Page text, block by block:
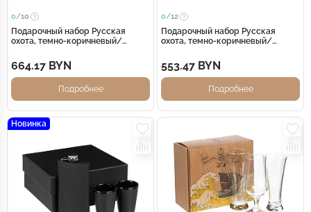
0/10
Подарочный набор Русская
охота, темно-коричневый/
664.17 BYN
Подробнее
0/12
Подарочный набор Русская
охота, темно-коричневый/
553.47 BYN
Подробнее
Новинка